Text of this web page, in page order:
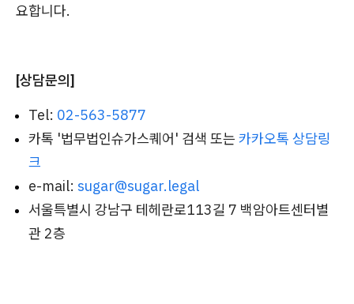
요합니다.
[상담문의]
Tel: 02-563-5877
카톡 '법무법인슈가스퀘어' 검색 또는 카카오톡 상담링
크
e-mail: sugar@sugar.legal
서울특별시 강남구 테헤란로113길 7 백암아트센터별
관 2층